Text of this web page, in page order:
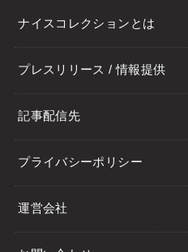
ナイスコレクションとは
プレスリリース / 情報提供
記事配信先
プライバシーポリシー
運営会社